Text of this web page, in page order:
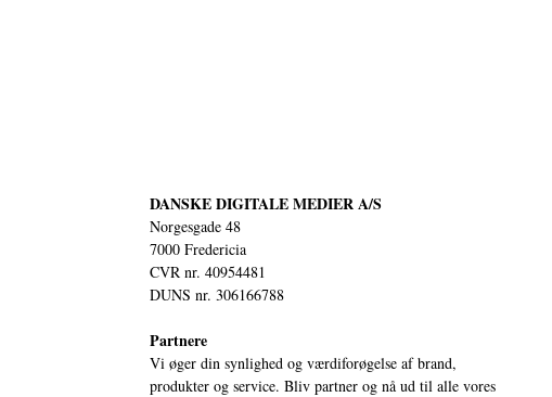
DANSKE DIGITALE MEDIER A/S
Norgesgade 48
7000 Fredericia
CVR nr. 40954481
DUNS nr. 306166788
Partnere
Vi øger din synlighed og værdiforøgelse af brand,
produkter og service. Bliv partner og nå ud til alle vores